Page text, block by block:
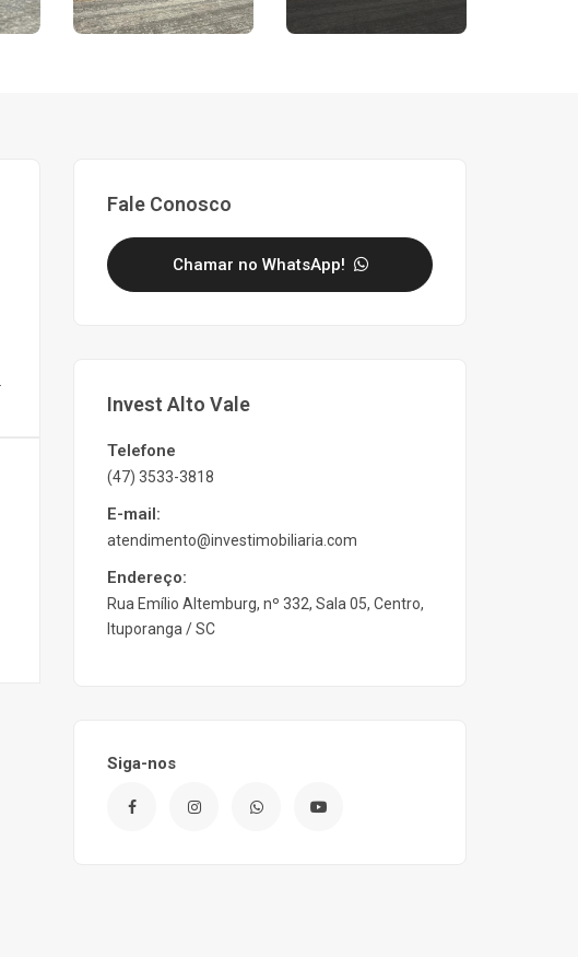
Fale Conosco
Chamar no WhatsApp!
Invest Alto Vale
Telefone
(47) 3533-3818
E-mail:
atendimento@investimobiliaria.com
Endereço:
Rua Emílio Altemburg, nº 332, Sala 05, Centro,
Ituporanga / SC
Siga-nos